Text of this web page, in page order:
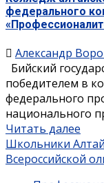
федерального
Александр
Бийский
победителем в
федерального
национального
Читать далее
Школьники
Всероссийской